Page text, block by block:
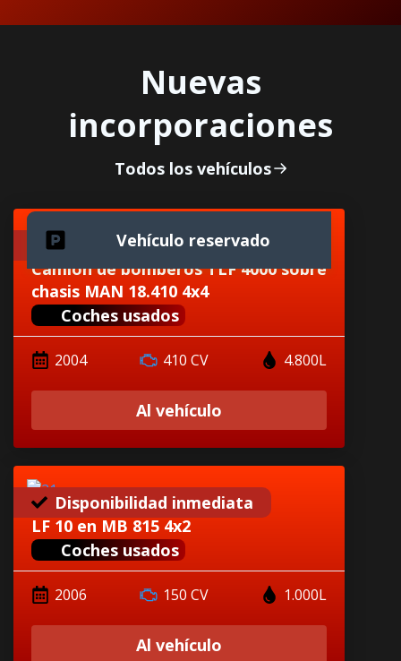
Nuevas
incorporaciones
Todos los vehículos
Vehículo reservado
Camión de bomberos TLF 4000 sobre
chasis MAN 18.410 4x4
Coches usados
2004 410 CV 4.800L
Al vehículo
Disponibilidad inmediata
LF 10 en MB 815 4x2
Coches usados
2006 150 CV 1.000L
Al vehículo
Disponibilidad inmediata